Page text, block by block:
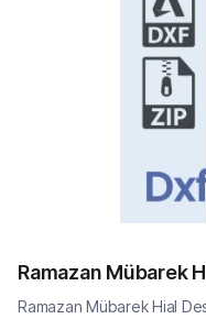
Ramazan Mübarek
Ramazan Mübarek Hial